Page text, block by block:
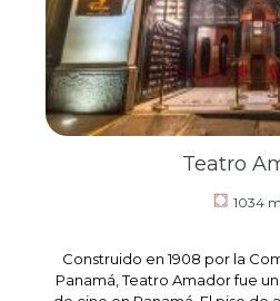
Teatro
1034
Construido en 1908 por la
Panamá, Teatro Amador fue